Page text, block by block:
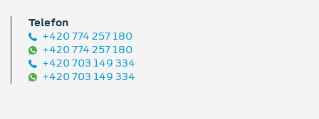
Telefon
+420 774 257 180
+420 774 257 180
+420 703 149 334
+420 703 149 334